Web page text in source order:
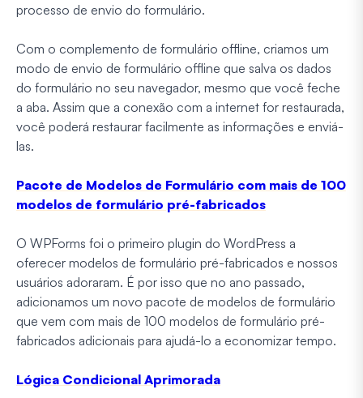
processo de envio do formulário.
Com o complemento de formulário offline, criamos um
modo de envio de formulário offline que salva os dados
do formulário no seu navegador, mesmo que você feche
a aba. Assim que a conexão com a internet for restaurada,
você poderá restaurar facilmente as informações e enviá-
las.
Pacote de Modelos de Formulário com mais de 100
modelos de formulário pré-fabricados
O WPForms foi o primeiro plugin do WordPress a
oferecer modelos de formulário pré-fabricados e nossos
usuários adoraram. É por isso que no ano passado,
adicionamos um novo pacote de modelos de formulário
que vem com mais de 100 modelos de formulário pré-
fabricados adicionais para ajudá-lo a economizar tempo.
Lógica Condicional Aprimorada